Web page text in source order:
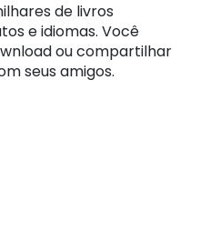
de livros
e idiomas. Você
ou compartilhar
seus amigos.